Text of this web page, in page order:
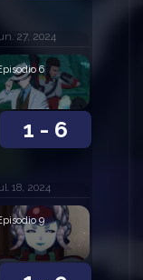
27, 2024
1 - 6
6
18, 2024
9